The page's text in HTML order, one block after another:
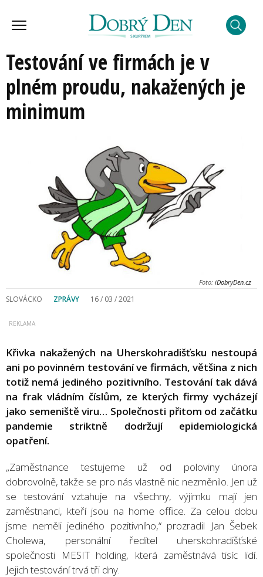
Testování ve firmách je v
plném proudu, nakažených je
minimum
Foto: iDobryDen.cz
SLOVÁCKO ZPRÁVY 16 / 03 / 2021
Křivka nakažených na Uherskohradišťsku nestoupá
ani po povinném testování ve firmách, většina z nich
totiž nemá jediného pozitivního. Testování tak dává
na frak vládním číslům, ze kterých firmy vycházejí
jako semeniště viru… Společnosti přitom od začátku
pandemie striktně dodržují epidemiologická
opatření.
„Zaměstnance testujeme už od poloviny února
dobrovolně, takže se pro nás vlastně nic nezměnilo. Jen už
se testování vztahuje na všechny, výjimku mají jen
zaměstnanci, kteří jsou na home office. Za celou dobu
jsme neměli jediného pozitivního,“ prozradil Jan Šebek
Cholewa, personální ředitel uherskohradišťské
společnosti MESIT holding, která zaměstnává tisíc lidí.
Jejich testování trvá tři dny.